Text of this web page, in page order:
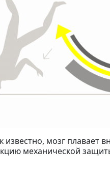
мозг плавает
механической